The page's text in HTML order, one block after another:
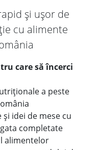
și ușor de
cu alimente
care să încerci
a peste
idei de mese cu
completate
alimentelor